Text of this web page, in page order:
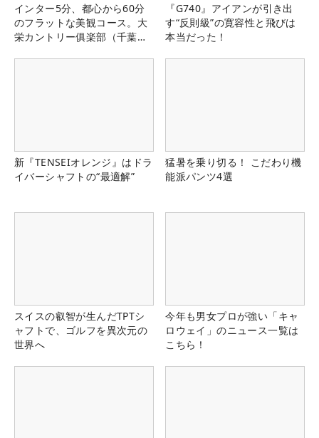
インター5分、都心から60分
のフラットな美観コース。大
栄カントリー俱楽部（千葉
『G740』アイアンが引き出
す“反則級”の寛容性と飛びは
本当だった！
新『TENSEIオレンジ』はドラ
イバーシャフトの“最適解”
猛暑を乗り切る！ こだわり機
能派パンツ4選
スイスの叡智が生んだTPTシ
ャフトで、ゴルフを異次元の
世界へ
今年も男女プロが強い「キャ
ロウェイ」のニュース一覧は
こちら！